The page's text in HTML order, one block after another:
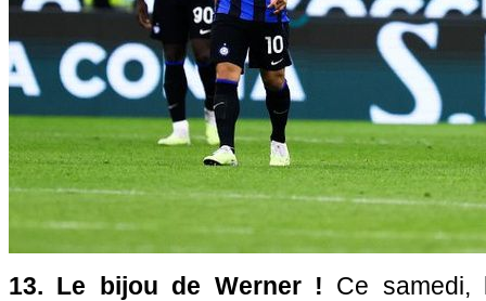
13. Le bijou de Werner ! Ce samedi,